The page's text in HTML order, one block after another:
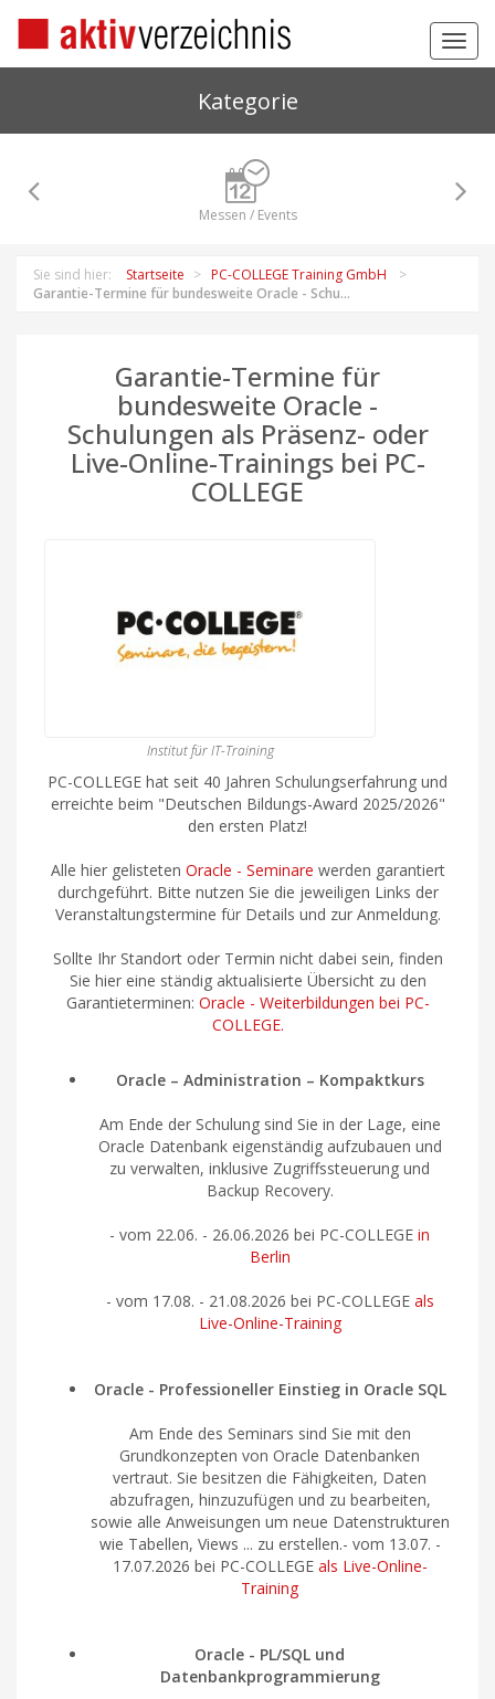
Kategorie
Messen / Events
Sie sind hier: Startseite
PC-COLLEGE Training GmbH
Garantie-Termine für bundesweite Oracle - Schu...
Garantie-Termine für
bundesweite Oracle -
Schulungen als Präsenz- oder
Live-Online-Trainings bei PC-
COLLEGE
Institut für IT-Training
PC-COLLEGE hat seit 40 Jahren Schulungserfahrung und
erreichte beim "Deutschen Bildungs-Award 2025/2026"
den ersten Platz!
Alle hier gelisteten Oracle - Seminare werden garantiert
durchgeführt. Bitte nutzen Sie die jeweiligen Links der
Veranstaltungstermine für Details und zur Anmeldung.
Sollte Ihr Standort oder Termin nicht dabei sein, finden
Sie hier eine ständig aktualisierte Übersicht zu den
Garantieterminen: Oracle - Weiterbildungen bei PC-
COLLEGE.
Oracle – Administration – Kompaktkurs
Am Ende der Schulung sind Sie in der Lage, eine
Oracle Datenbank eigenständig aufzubauen und
zu verwalten, inklusive Zugriffssteuerung und
Backup Recovery.
- vom 22.06. - 26.06.2026 bei PC-COLLEGE in
Berlin
- vom 17.08. - 21.08.2026 bei PC-COLLEGE als
Live-Online-Training
Oracle - Professioneller Einstieg in Oracle SQL
Am Ende des Seminars sind Sie mit den
Grundkonzepten von Oracle Datenbanken
vertraut. Sie besitzen die Fähigkeiten, Daten
abzufragen, hinzuzufügen und zu bearbeiten,
sowie alle Anweisungen um neue Datenstrukturen
wie Tabellen, Views ... zu erstellen.- vom 13.07. -
17.07.2026 bei PC-COLLEGE als Live-Online-
Training
Oracle - PL/SQL und
Datenbankprogrammierung